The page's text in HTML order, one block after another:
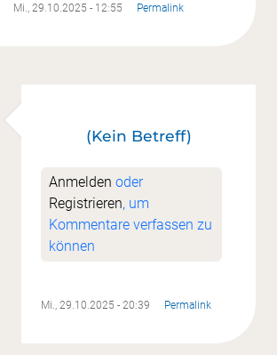
Mi., 29.10.2025 - 12:55 Permalink
Gelandetvon Steffi Wießner
(Kein Betreff)
Anmelden oder
Registrieren, um
Kommentare verfassen zu
können
Mi., 29.10.2025 - 20:39 Permalink